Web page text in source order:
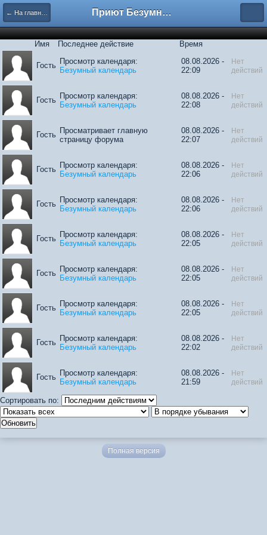
← На главную Приют Безумных
Имя Последнее действие Время
Гость Просмотр календаря:
Безумный календарь
08.08.2026 -
22:09
Нет
действий
Гость Просмотр календаря:
Безумный календарь
08.08.2026 -
22:08
Нет
действий
Гость Просматривает главную
страницу форума
08.08.2026 -
22:07
Нет
действий
Гость Просмотр календаря:
Безумный календарь
08.08.2026 -
22:06
Нет
действий
Гость Просмотр календаря:
Безумный календарь
08.08.2026 -
22:06
Нет
действий
Гость Просмотр календаря:
Безумный календарь
08.08.2026 -
22:05
Нет
действий
Гость Просмотр календаря:
Безумный календарь
08.08.2026 -
22:05
Нет
действий
Гость Просмотр календаря:
Безумный календарь
08.08.2026 -
22:05
Нет
действий
Гость Просмотр календаря:
Безумный календарь
08.08.2026 -
22:02
Нет
действий
Гость Просмотр календаря:
Безумный календарь
08.08.2026 -
21:59
Нет
действий
Сортировать по:
Полная версия